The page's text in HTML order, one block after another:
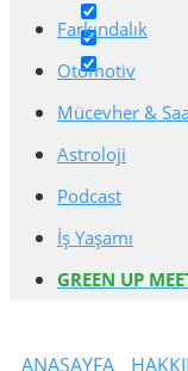
Farkındalık
Otomotiv
Mücevher &
Astroloji
Podcast
İş Yaşamı
GREEN UP
ANASAYFA